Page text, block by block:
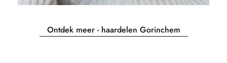
Ontdek meer - haardelen Gorinchem